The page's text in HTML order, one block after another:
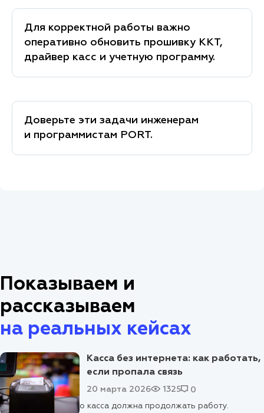
Для корректной работы важно
оперативно обновить прошивку ККТ,
драйвер касс и учетную программу.
Доверьте эти задачи инженерам
и программистам PORT.
Показываем и
рассказываем
на реальных кейсах
Касса без интернета: как работать,
если пропала связь
20 марта 2026 1325
0
Пропал интернет, но касса должна продолжать работу.